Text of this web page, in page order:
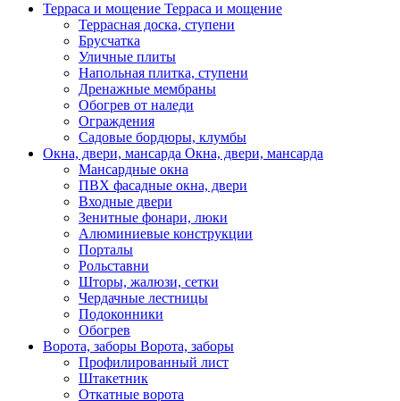
Терраса и мощение Терраса и мощение
Террасная доска, ступени
Брусчатка
Уличные плиты
Напольная плитка, ступени
Дренажные мембраны
Обогрев от наледи
Ограждения
Садовые бордюры, клумбы
Окна, двери, мансарда Окна, двери, мансарда
Мансардные окна
ПВХ фасадные окна, двери
Входные двери
Зенитные фонари, люки
Алюминиевые конструкции
Порталы
Рольставни
Шторы, жалюзи, сетки
Чердачные лестницы
Подоконники
Обогрев
Ворота, заборы Ворота, заборы
Профилированный лист
Штакетник
Откатные ворота